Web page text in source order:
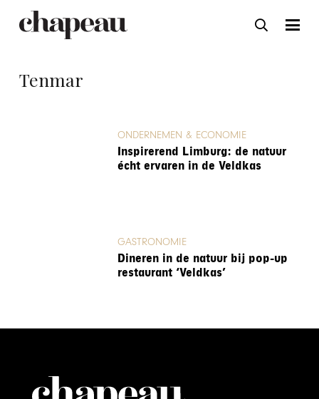
Tenmar
ONDERNEMEN & ECONOMIE
Inspirerend Limburg: de natuur
écht ervaren in de Veldkas
GASTRONOMIE
Dineren in de natuur bij pop-up
restaurant ‘Veldkas’